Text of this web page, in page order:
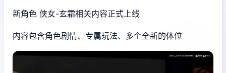
新角色 侠女-玄霜相关内容正式上线
内容包含角色剧情、专属玩法、多个全新的体位